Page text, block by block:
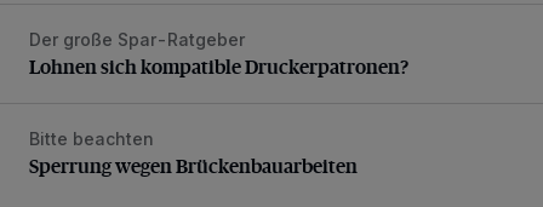
Lohnen sich kompatible Druckerpatronen?
Der große Spar-Ratgeber
Lohnen sich kompatible Druckerpatronen?
Sperrung wegen Brückenbauarbeiten
Bitte beachten
Sperrung wegen Brückenbauarbeiten